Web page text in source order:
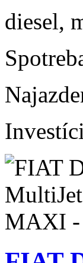
diesel,